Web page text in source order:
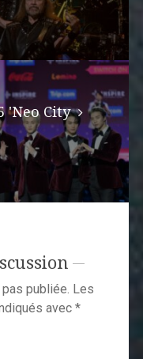
'Neo City
publiée. Les
avec *